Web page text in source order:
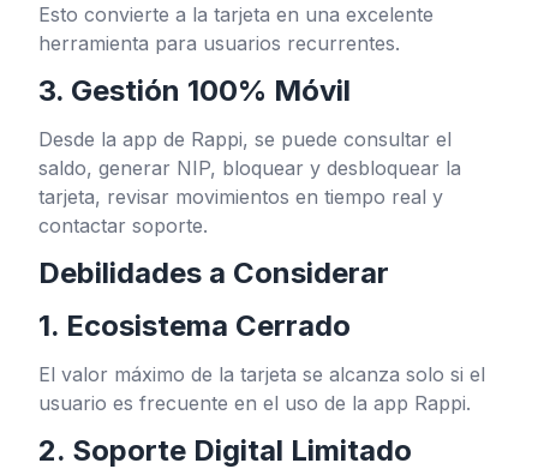
Esto convierte a la tarjeta en una excelente
herramienta para usuarios recurrentes.
3. Gestión 100% Móvil
Desde la app de Rappi, se puede consultar el
saldo, generar NIP, bloquear y desbloquear la
tarjeta, revisar movimientos en tiempo real y
contactar soporte.
Debilidades a Considerar
1. Ecosistema Cerrado
El valor máximo de la tarjeta se alcanza solo si el
usuario es frecuente en el uso de la app Rappi.
2. Soporte Digital Limitado